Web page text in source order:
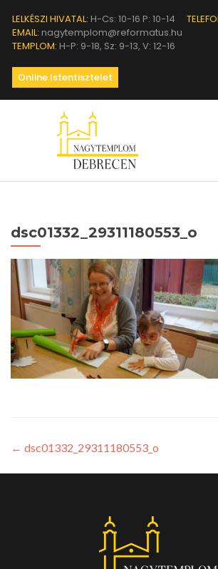
LELKÉSZI HIVATAL: H-Cs: 10-16 P: 10-14
EMAIL: nagytemplom@reformatus.hu
TEMPLOM: H-P: 9-18, Sz: 9-13, V: 12-16
Online Istentisztelet
dsc01332_29311180553_o
← dsc01332_29311180553_o